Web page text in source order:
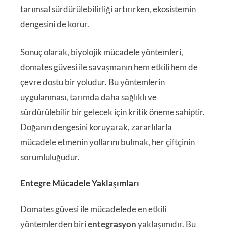
tarımsal sürdürülebilirliği artırırken, ekosistemin
dengesini de korur.
Sonuç olarak, biyolojik mücadele yöntemleri,
domates güvesi ile savaşmanın hem etkili hem de
çevre dostu bir yoludur. Bu yöntemlerin
uygulanması, tarımda daha sağlıklı ve
sürdürülebilir bir gelecek için kritik öneme sahiptir.
Doğanın dengesini koruyarak, zararlılarla
mücadele etmenin yollarını bulmak, her çiftçinin
sorumluluğudur.
Entegre Mücadele Yaklaşımları
Domates güvesi ile mücadelede en etkili
yöntemlerden birientegrasyonyaklaşımıdır. Bu